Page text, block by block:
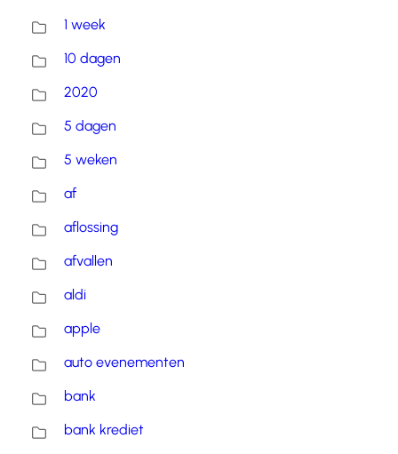
1 week
10 dagen
2020
5 dagen
5 weken
af
aflossing
afvallen
aldi
apple
auto evenementen
bank
bank krediet